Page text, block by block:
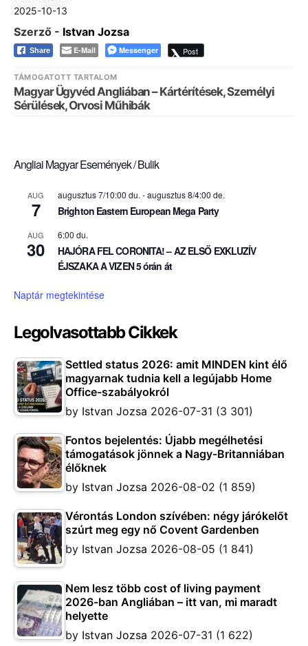
2025-10-13
Szerző - Istvan Jozsa
Share E-Mail Messenger Post
TÁMOGATOTT TARTALOM
Magyar Ügyvéd Angliában – Kártérítések, Személyi
Sérülések, Orvosi Műhibák
Angliai Magyar Események / Bulik
AUG
7
augusztus 7/10:00 du. -augusztus 8/4:00 de.
Brighton Eastern European Mega Party
AUG
30
6:00 du.
HAJÓRA FEL CORONITA! – AZ ELSŐ EXKLUZÍV
ÉJSZAKA A VIZEN 5 órán át
Naptár megtekintése
Legolvasottabb Cikkek
Settled status 2026: amit MINDEN kint élő
magyarnak tudnia kell a legújabb Home
Office-szabályokról
by Istvan Jozsa 2026-07-31 (3 301)
Fontos bejelentés: Újabb megélhetési
támogatások jönnek a Nagy-Britanniában
élőknek
by Istvan Jozsa 2026-08-02 (1 859)
Vérontás London szívében: négy járókelőt
szúrt meg egy nő Covent Gardenben
by Istvan Jozsa 2026-08-05 (1 841)
Nem lesz több cost of living payment
2026-ban Angliában – itt van, mi maradt
helyette
by Istvan Jozsa 2026-07-31 (1 622)